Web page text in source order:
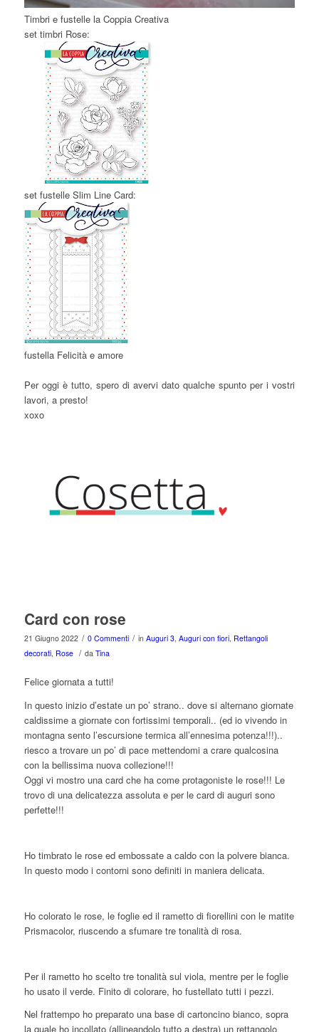
Timbri e fustelle la Coppia Creativa
set timbri Rose:
set fustelle Slim Line Card:
fustella Felicità e amore
Per oggi è tutto, spero di avervi dato qualche spunto per i vostri
lavori, a presto!
xoxo
Card con rose
21 Giugno 2022 / 0 Commenti / in Auguri 3, Auguri con fiori, Rettangoli
decorati, Rose / da Tina
Felice giornata a tutti!
In questo inizio d’estate un po’ strano.. dove si alternano giornate
caldissime a giornate con fortissimi temporali.. (ed io vivendo in
montagna sento l’escursione termica all’ennesima potenza!!!)..
riesco a trovare un po’ di pace mettendomi a crare qualcosina
con la bellissima nuova collezione!!!
Oggi vi mostro una card che ha come protagoniste le rose!!! Le
trovo di una delicatezza assoluta e per le card di auguri sono
perfette!!!
Ho timbrato le rose ed embossate a caldo con la polvere bianca.
In questo modo i contorni sono definiti in maniera delicata.
Ho colorato le rose, le foglie ed il rametto di fiorellini con le matite
Prismacolor, riuscendo a sfumare tre tonalità di rosa.
Per il rametto ho scelto tre tonalità sul viola, mentre per le foglie
ho usato il verde. Finito di colorare, ho fustellato tutti i pezzi.
Nel frattempo ho preparato una base di cartoncino bianco, sopra
la quale ho incollato (allineandolo tutto a destra) un rettangolo